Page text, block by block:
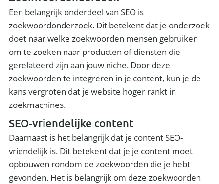
Een belangrijk onderdeel van SEO is
zoekwoordonderzoek. Dit betekent dat je onderzoek
doet naar welke zoekwoorden mensen gebruiken
om te zoeken naar producten of diensten die
gerelateerd zijn aan jouw niche. Door deze
zoekwoorden te integreren in je content, kun je de
kans vergroten dat je website hoger rankt in
zoekmachines.
SEO-vriendelijke content
Daarnaast is het belangrijk dat je content SEO-
vriendelijk is. Dit betekent dat je je content moet
opbouwen rondom de zoekwoorden die je hebt
gevonden. Het is belangrijk om deze zoekwoorden